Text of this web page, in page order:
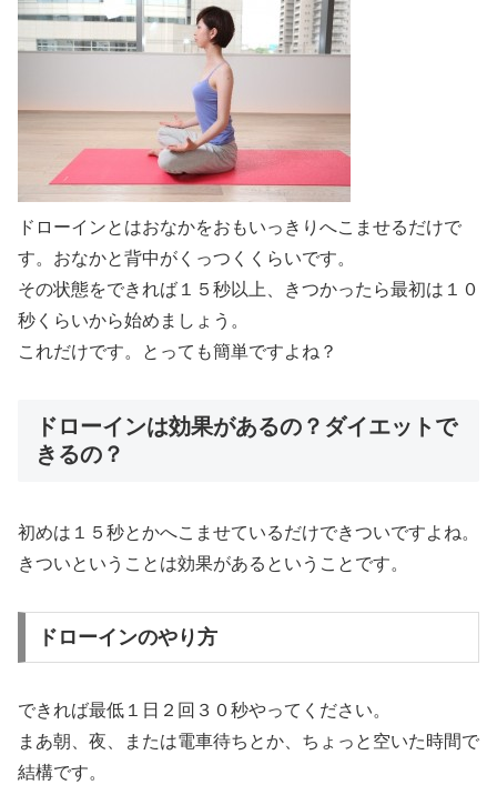
ドローインとはおなかをおもいっきりへこませるだけで
す。おなかと背中がくっつくくらいです。
その状態をできれば１５秒以上、きつかったら最初は１０
秒くらいから始めましょう。
これだけです。とっても簡単ですよね？
ドローインは効果があるの？ダイエットで
きるの？
初めは１５秒とかへこませているだけできついですよね。
きついということは効果があるということです。
ドローインのやり方
できれば最低１日２回３０秒やってください。
まあ朝、夜、または電車待ちとか、ちょっと空いた時間で
結構です。